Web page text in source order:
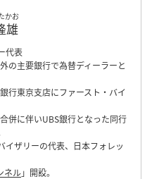
かお
雄
代表
の主要銀行で為替ディーラーと
行東京支店にファースト・バイ
併に伴いUBS銀行となった同行
イザリーの代表、日本フォレッ
ネル」開設。